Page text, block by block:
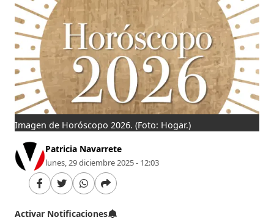
Imagen de Horóscopo 2026. (Foto: Hogar.)
Patricia Navarrete
lunes, 29 diciembre 2025 - 12:03
Activar Notificaciones